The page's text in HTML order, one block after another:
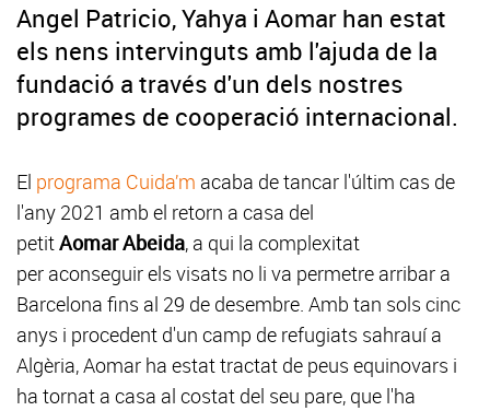
Angel Patricio, Yahya i Aomar han estat
els nens intervinguts amb l'ajuda de la
fundació a través d'un dels nostres
programes de cooperació internacional.
El programa Cuida’m acaba de tancar l'últim cas de
l'any 2021 amb el retorn a casa del
petitAomar Abeida, a qui la complexitat
per aconseguir els visats no li va permetre arribar a
Barcelona fins al 29 de desembre. Amb tan sols cinc
anys i procedent d'un camp de refugiats sahrauí a
Algèria, Aomar ha estat tractat de peus equinovars i
ha tornat a casa al costat del seu pare, que l'ha